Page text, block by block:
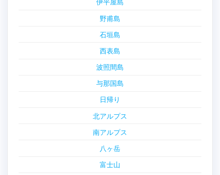
伊平屋島
野甫島
石垣島
西表島
波照間島
与那国島
日帰り
北アルプス
南アルプス
八ヶ岳
富士山